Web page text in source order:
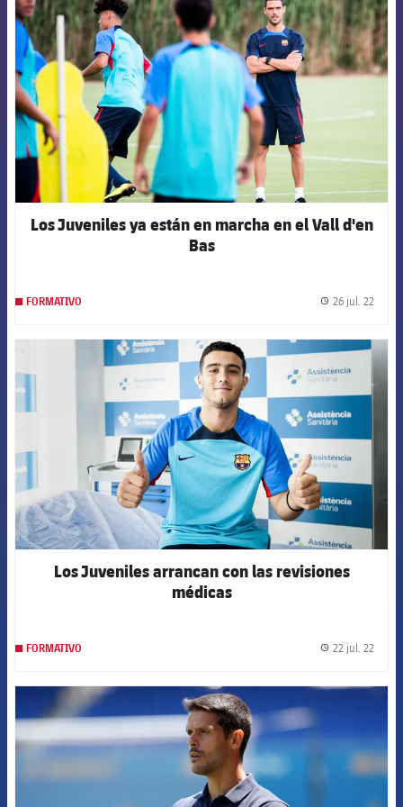
Los Juveniles ya están en marcha en el Vall d'en
Bas
FORMATIVO 26 jul. 22
FCB Barcelona badge
Los Juveniles arrancan con las revisiones
médicas
FORMATIVO 22 jul. 22
FCB Barcelona badge